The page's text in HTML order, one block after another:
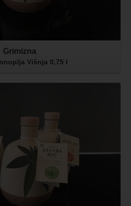
Grimizna
Višnja 0,75 l